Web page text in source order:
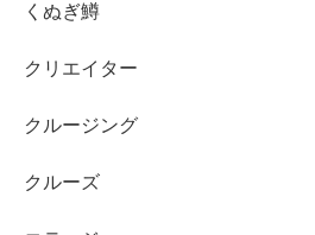
くぬぎ鱒
クリエイター
クルージング
クルーズ